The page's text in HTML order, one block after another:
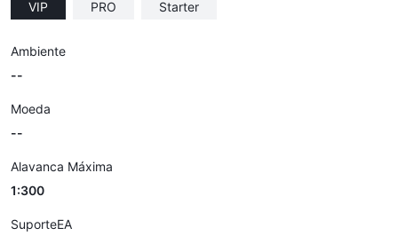
VIP PRO Starter
Ambiente
--
Moeda
--
Alavanca Máxima
1:300
SuporteEA